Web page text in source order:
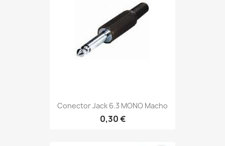
Conector Jack 6.3 MONO Macho
0,30 €